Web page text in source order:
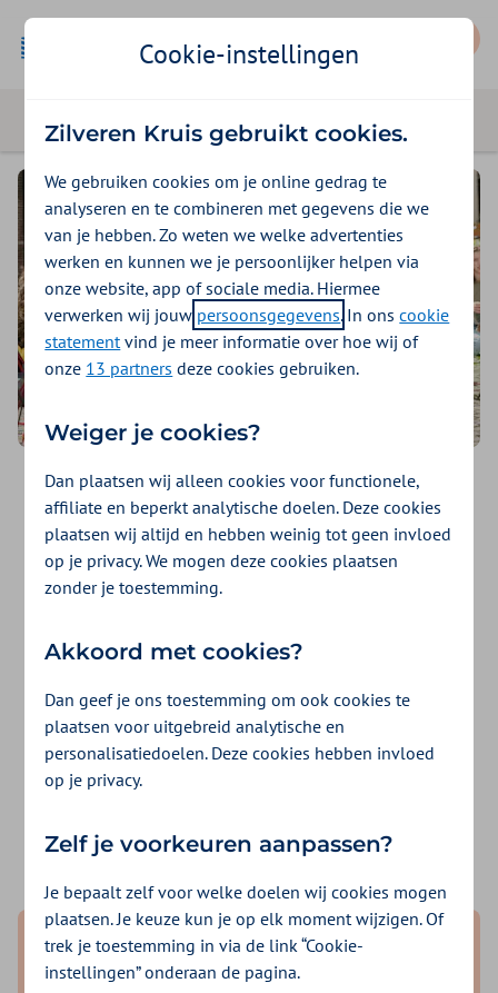
Samen tegen huidkanker
1 op de 5 mensen in Nederland krijgt
huidkanker. Dat moet én kan anders. Daarom
zonnebrandpalen én kun je onze shotjes
zonnebrandcrème op veel terrassen
bestellen.
Vind een smeerpaal
Premie berekenen
Cookie-instellingen
Zilveren Kruis gebruikt cookies.
We gebruiken cookies om je online gedrag te
analyseren en te combineren met gegevens die we
van je hebben. Zo weten we welke advertenties
werken en kunnen we je persoonlijker helpen via
onze website, app of sociale media. Hiermee
verwerken wij jouw persoonsgegevens. In onscookie
statementvind je meer informatie over hoe wij of
onze 13 partners deze cookies gebruiken.
Weiger je cookies?
Dan plaatsen wij alleen cookies voor functionele,
affiliate en beperkt analytische doelen. Deze cookies
plaatsen wij altijd en hebben weinig tot geen invloed
op je privacy. We mogen deze cookies plaatsen
zonder je toestemming.
Akkoord met cookies?
Dan geef je ons toestemming om ook cookies te
plaatsen voor uitgebreid analytische en
personalisatiedoelen. Deze cookies hebben invloed
op je privacy.
Zelf je voorkeuren aanpassen?
Je bepaalt zelf voor welke doelen wij cookies mogen
plaatsen. Je keuze kun je op elk moment wijzigen. Of
trek je toestemming in via de link “Cookie-
instellingen” onderaan de pagina.